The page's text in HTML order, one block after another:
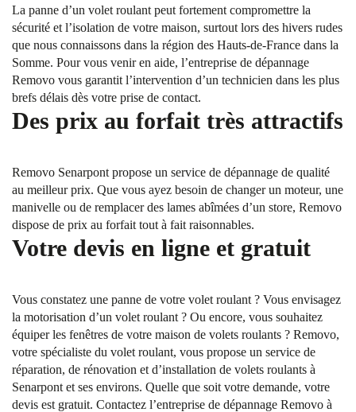
La panne d’un volet roulant peut fortement compromettre la
sécurité et l’isolation de votre maison, surtout lors des hivers rudes
que nous connaissons dans la région des Hauts-de-France dans la
Somme. Pour vous venir en aide, l’entreprise de dépannage
Removo vous garantit l’intervention d’un technicien dans les plus
brefs délais dès votre prise de contact.
Des prix au forfait très attractifs
Removo Senarpont propose un service de dépannage de qualité
au meilleur prix. Que vous ayez besoin de changer un moteur, une
manivelle ou de remplacer des lames abîmées d’un store, Removo
dispose de prix au forfait tout à fait raisonnables.
Votre devis en ligne et gratuit
Vous constatez une panne de votre volet roulant ? Vous envisagez
la motorisation d’un volet roulant ? Ou encore, vous souhaitez
équiper les fenêtres de votre maison de volets roulants ? Removo,
votre spécialiste du volet roulant, vous propose un service de
réparation, de rénovation et d’installation de volets roulants à
Senarpont et ses environs. Quelle que soit votre demande, votre
devis est gratuit. Contactez l’entreprise de dépannage Removo à